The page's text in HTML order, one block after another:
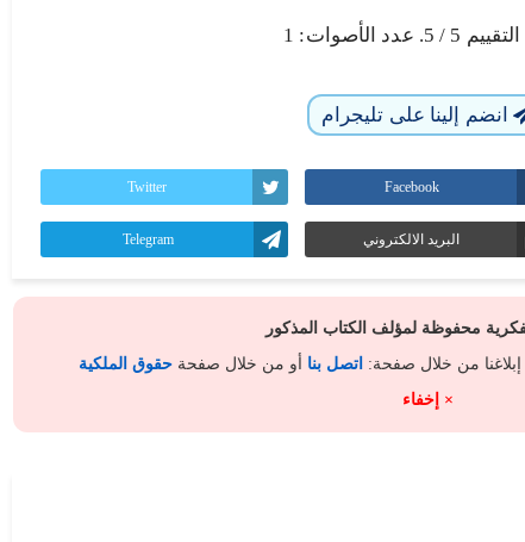
5 / 5. عدد الأصوات: 1
انضم إلينا على تليجرام
Facebook
Twitter
البريد الالكتروني Telegram
محفوظة لمؤلف الكتاب المذكور
من خلال صفحة: اتصل بنا أو من خلال صفحةحقوق الملكية
× إخفاء